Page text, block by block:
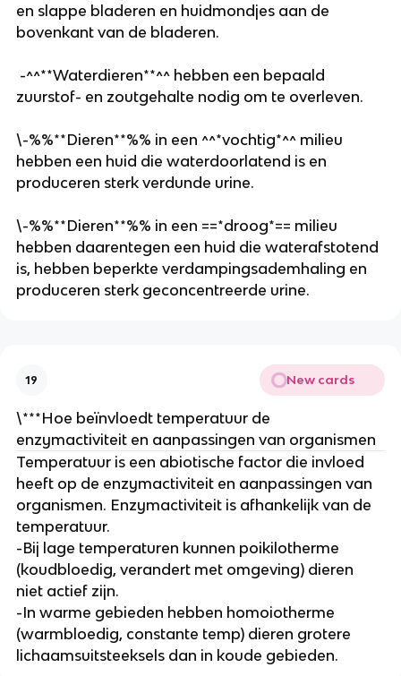
en slappe bladeren en huidmondjes aan de
bovenkant van de bladeren.
zuurstof- en zoutgehalte nodig om te overleven.
\-%%**Dieren**%% in een ^^*vochtig*^^ milieu
hebben een huid die waterdoorlatend is en
produceren sterk verdunde urine.
\-%%**Dieren**%% in een ==*droog*== milieu
hebben daarentegen een huid die waterafstotend
is, hebben beperkte verdampingsademhaling en
produceren sterk geconcentreerde urine.
19 New cards
\***Hoe beïnvloedt temperatuur de
enzymactiviteit en aanpassingen van organismen
Temperatuur is een abiotische factor die invloed
heeft op de enzymactiviteit en aanpassingen van
organismen. Enzymactiviteit is afhankelijk van de
temperatuur.
-Bij lage temperaturen kunnen poikilotherme
(koudbloedig, verandert met omgeving) dieren
niet actief zijn.
-In warme gebieden hebben homoiotherme
(warmbloedig, constante temp) dieren grotere
lichaamsuitsteeksels dan in koude gebieden.